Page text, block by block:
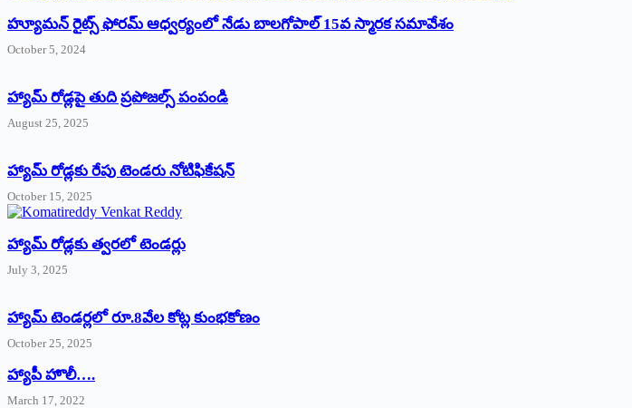
హ్యూమన్‌ రైట్స్‌ ఫోరమ్‌ ఆధ్వర్యంలో నేడు బాలగోపాల్‌ 15వ స్మారక సమావేశం
October 5, 2024
హ్యామ్‌ రోడ్లపై తుది ప్రపోజల్స్‌ పంపండి
August 25, 2025
హ్యామ్‌ రోడ్లకు రేపు టెండరు నోటిఫికేషన్‌
October 15, 2025
హ్యామ్‌ రోడ్లకు త్వరలో టెండర్లు
July 3, 2025
హ్యామ్‌ ‌టెండర్లలో రూ.8వేల కోట్ల కుంభకోణం
October 25, 2025
హ్యాపీ హొలీ….
March 17, 2022